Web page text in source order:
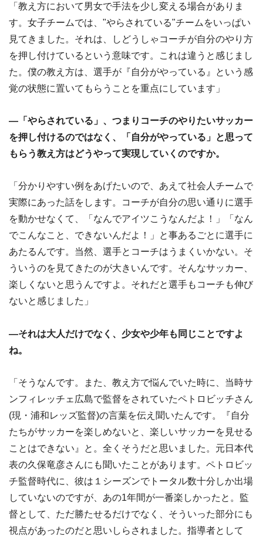
「教え方において男女で手法を少し変える場合がありま
す。女子チームでは、"やらされている"チームをいっぱい
見てきました。それは、しどうしゃコーチが自分のやり方
を押し付けているという意味です。これは違うと感じまし
た。僕の教え方は、選手が『自分がやっている』という感
覚の状態に置いてもらうことを重点にしています」
―「やらされている」、つまりコーチのやりたいサッカー
を押し付けるのではなく、「自分がやっている」と思って
もらう教え方はどうやって実現していくのですか。
「分かりやすい例をあげたいので、あえて社会人チームで
実際にあった話をします。コーチが自分の思い通りに選手
を動かせなくて、「なんでアイツこうなんだよ！」「なん
でこんなこと、できないんだよ！」と事あるごとに選手に
あたるんです。当然、選手とコーチはうまくいかない。そ
ういうのを見てきたのが大きいんです。そんなサッカー、
楽しくないと思うんですよ。それだと選手もコーチも伸び
ないと感じました」
―それは大人だけでなく、少女や少年も同じことですよ
ね。
「そうなんです。また、教え方で悩んでいた時に、当時サ
ンフィレッチェ広島で監督をされていたペトロビッチさん
(現・浦和レッズ監督)の言葉を伝え聞いたんです。『自分
たちがサッカーを楽しめないと、楽しいサッカーを見せる
ことはできない』と。全くそうだと思いました。元日本代
表の久保竜彦さんにも聞いたことがあります。ペトロビッ
チ監督時代に、彼は１シーズンでトータル数十分しか出場
していないのですが、あの1年間が一番楽しかったと。監
督として、ただ勝たせるだけでなく、そういった部分にも
視点があったのだと思いしらされました。指導者として